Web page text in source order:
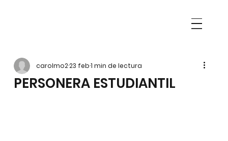
PERSONERA ESTUDIANTIL
carolmo223 feb1 min de lectura